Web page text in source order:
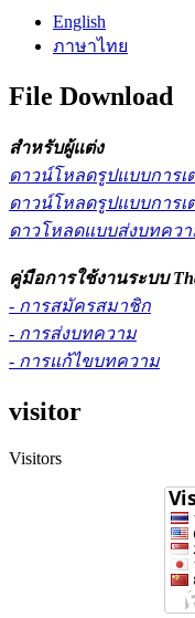
English
ภาษาไทย
File Download
สำหรับผู้แต่ง
ดาวน์โหลดรูปแบบการเ
ดาวน์โหลดรูปแบบการ
ดาวโหลดแบบส่งบทคว
คู่มือการใช้งานระบบ
- การสมัครสมาชิก
- การส่งบทความ
- การแก้ไขบทความ
visitor
Visitors